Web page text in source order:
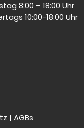
8:00 – 18:00 Uhr
10:00-18:00 Uhr
| AGBs